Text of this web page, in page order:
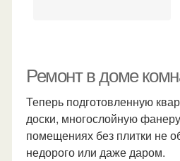
Ремонт в доме
Теперь подготовленную
доски, многослойную
помещениях без плитки не
недорого или даже даром.